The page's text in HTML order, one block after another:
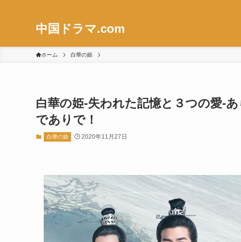
中国ドラマ.com
ホーム 白華の姫
白華の姫-失われた記憶と３つの愛-
でありで！
白華の姫 2020年11月27日